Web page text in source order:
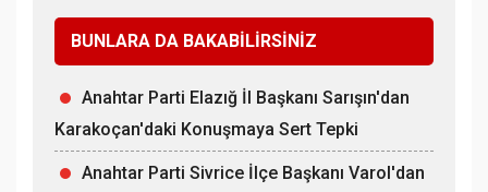
BUNLARA DA BAKABİLİRSİNİZ
Anahtar Parti Elazığ İl Başkanı Sarışın'dan
Karakoçan'daki Konuşmaya Sert Tepki
Anahtar Parti Sivrice İlçe Başkanı Varol'dan